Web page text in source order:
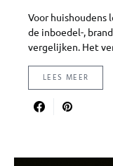
Voor huishoudens
de inboedel-,
vergelijken. Het
LEES MEER